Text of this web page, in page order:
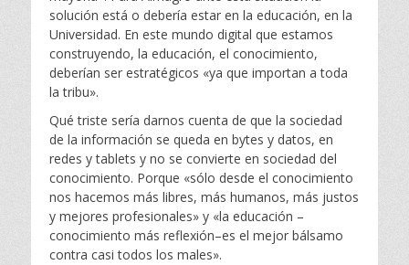
solución está o debería estar en la educación, en la
Universidad. En este mundo digital que estamos
construyendo, la educación, el conocimiento,
deberían ser estratégicos «ya que importan a toda
la tribu».
Qué triste sería darnos cuenta de que la sociedad
de la información se queda en bytes y datos, en
redes y tablets y no se convierte en sociedad del
conocimiento. Porque «sólo desde el conocimiento
nos hacemos más libres, más humanos, más justos
y mejores profesionales» y «la educación –
conocimiento más reflexión–es el mejor bálsamo
contra casi todos los males».